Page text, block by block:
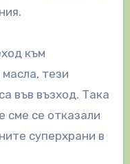
към
тези
във възход. Така
сме се отказали
суперхрани в